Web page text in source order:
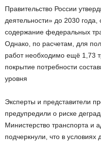
Правительство России
деятельности» до 2030
содержание федеральных
Однако, по расчетам, для
работ необходимо ещё 1,73
покрытие потребности
уровня
Эксперты и представители
предупредили о риске
Министерство транспорта и
подчеркнули, что в